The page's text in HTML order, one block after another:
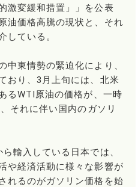
激変緩和措置」」を公表
油価格高騰の現状と、それ
している。
中東情勢の緊迫化により、
おり、3月上旬には、北米
るWTI原油の価格が、一時
それに伴い国内のガソリ
輸入している日本では、
や経済活動に様々な影響が
れるのがガソリン価格を始